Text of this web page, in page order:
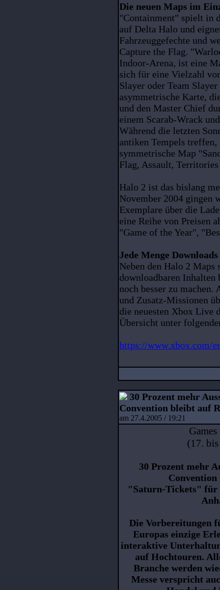
Die neuen Maps im
"Containment" spielt in
auf Delta Halo und
Fahrzeuggefechte und
Capture the Flag.
Indoor-Arena, ist eine
sich für eine Vielzahl
Slayer oder Team
asymmetrische Karte,
und den Master Chief
einem Scarab-Wrack
Während die letzten
antiken Tempels
symmetrische Map
Flag, Assault,
Halo 2 ist das bislang
November 2004 gingen
Exemplare über die
eine Reihe von Preisen
"Game of the Year",
Jede Menge
Neben den Halo 2
downloadbaren
noch besser zu
und Zusatz-Missionen
die neuesten Xbox Live
Übersicht unter
https://www.xbox.com/
30 Prozent mehr
Convention bleibt auf
am 27.4.2005 / 19:21
(17.
30 Prozent mehr
"Saturn-Tickets" für
Die Vorbereitungen
Europas einzige
interaktive
auf Hochtouren.
Branche werden
Messe verspricht